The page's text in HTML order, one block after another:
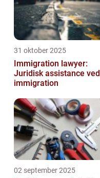
31 oktober 2025
Immigration lawyer:
Juridisk assistance ved
immigration
02 september 2025